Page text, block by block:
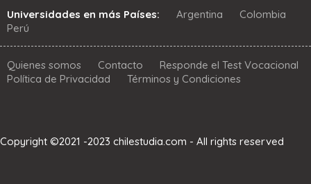
Universidades en más Países: Argentina
Colombia
Perú
Quienes somos Contacto
Responde el Test Vocacional
Política de Privacidad
Términos y Condiciones
Copyright ©2021 -2023 chilestudia.com - All rights reserved